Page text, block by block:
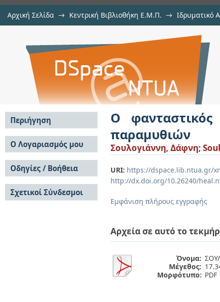
Αρχική Σελίδα → Κεντρική Βιβλιοθήκη Ε.Μ.Π. → Ιδρυματικό
Ο φανταστικός χώρος στον
Ο
παραμυθιών
Σουλογιάννη, Δάφνη;
URI: https://dspace.lib.ntua.gr/
http://dx.doi.org/10.26240/
Εμφάνιση πλήρους εγγραφής
Αρχεία σε αυτό το
Όνομα:
Μέγεθος:
Μορφότυπο: PDF
Περιήγηση
Σε όλο το DSpace
Κοινότητες & Συλλογές
Ανά Ημερομηνία
Έκδοσης
Συγγραφείς
Τίτλοι
Θέματα
Ο Λογαριασμός μου
Σύνδεση
Εγγραφή
Οδηγίες / Βοήθεια
Οδηγίες Υποβολής
Οδηγίες Χρήσης ΙΑ
Συχνές Ερωτήσεις
Σχετικοί Σύνδεσμοι